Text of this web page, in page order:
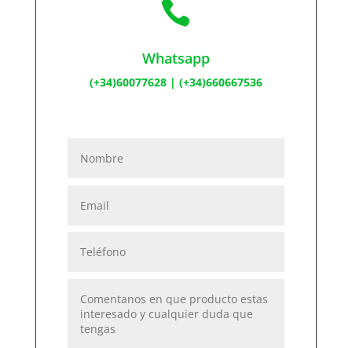

Whatsapp
(+34)60077628| (+34)660667536